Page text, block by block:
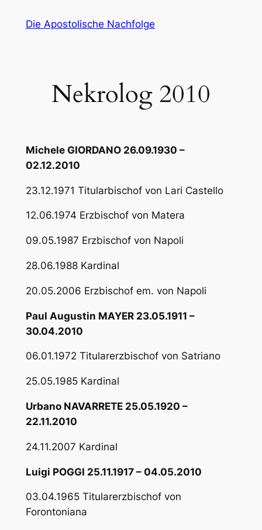
InhaltDie Apostolische Nachfolge
Nekrolog 2010
Michele GIORDANO 26.09.1930 –
02.12.2010
23.12.1971 Titularbischof von Lari Castello
12.06.1974 Erzbischof von Matera
09.05.1987 Erzbischof von Napoli
28.06.1988 Kardinal
20.05.2006 Erzbischof em. von Napoli
Paul Augustin MAYER 23.05.1911 –
30.04.2010
06.01.1972 Titularerzbischof von Satriano
25.05.1985 Kardinal
Urbano NAVARRETE 25.05.1920 –
22.11.2010
24.11.2007 Kardinal
Luigi POGGI 25.11.1917 – 04.05.2010
03.04.1965 Titularerzbischof von
Forontoniana